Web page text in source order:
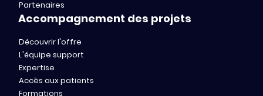
Partenaires
Accompagnement des projets
Découvrir l'offre
L'équipe support
Expertise
Accès aux patients
Formations